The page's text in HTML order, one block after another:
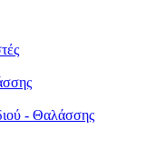
- Θαλάσσης